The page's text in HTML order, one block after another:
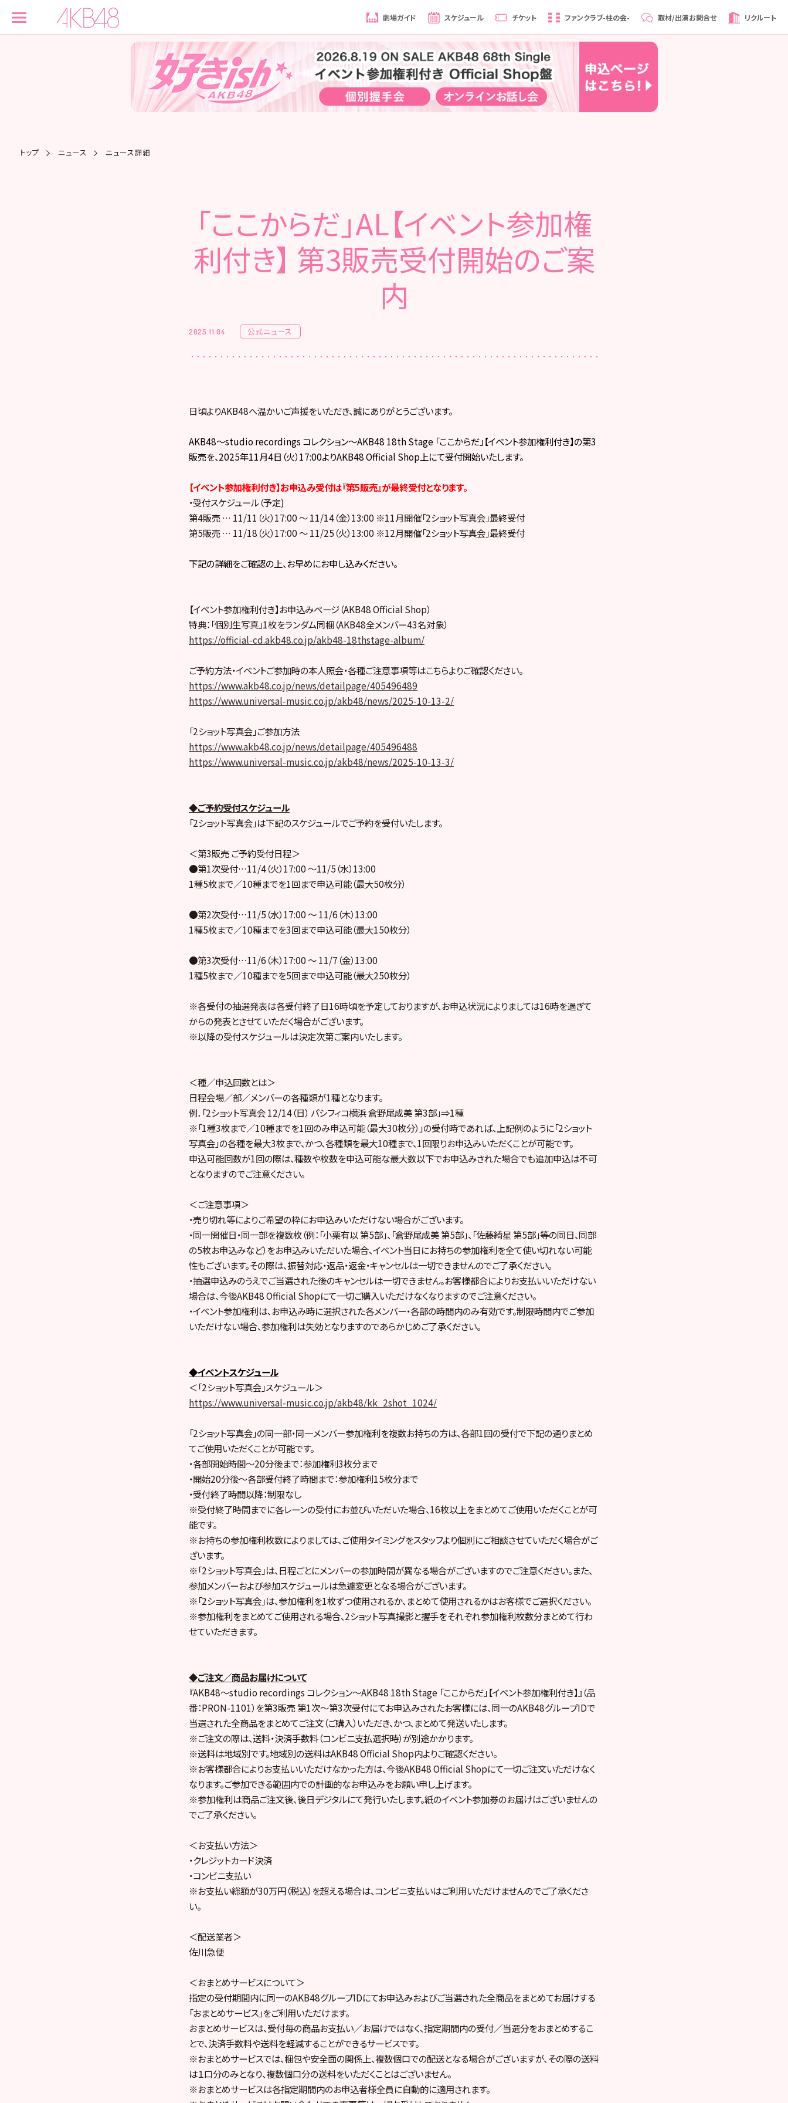
劇場ガイド スケジュール チケット ファンクラブ-柱の会- 取材/出演お問合せ リクルート
トップ ニュース ニュース詳細
「ここからだ」AL【イベント参加権
利付き】 第3販売受付開始のご案
内
2025.11.04 公式ニュース
日頃よりAKB48へ温かいご声援をいただき、誠にありがとうございます。
AKB48～studio recordings コレクション～AKB48 18th Stage 「ここからだ」【イベント参加権利付き】の第3
販売を、2025年11月4日（火）17:00よりAKB48 Official Shop上にて受付開始いたします。
【イベント参加権利付き】お申込み受付は『第5販売』が最終受付となります。
・受付スケジュール（予定)
第4販売 … 11/11（火）17:00 ～ 11/14（金）13:00 ※11月開催「2ショット写真会」最終受付
第5販売 … 11/18（火）17:00 ～ 11/25（火）13:00 ※12月開催「2ショット写真会」最終受付
下記の詳細をご確認の上、お早めにお申し込みください。
【イベント参加権利付き】お申込みページ（AKB48 Official Shop）
特典：「個別生写真」1枚をランダム同梱（AKB48全メンバー43名対象）
https://official-cd.akb48.co.jp/akb48-18thstage-album/
ご予約方法・イベントご参加時の本人照会・各種ご注意事項等はこちらよりご確認ください。
https://www.akb48.co.jp/news/detailpage/405496489
https://www.universal-music.co.jp/akb48/news/2025-10-13-2/
「2ショット写真会」ご参加方法
https://www.akb48.co.jp/news/detailpage/405496488
https://www.universal-music.co.jp/akb48/news/2025-10-13-3/
◆ご予約受付スケジュール
「2ショット写真会」は下記のスケジュールでご予約を受付いたします。
＜第3販売 ご予約受付日程＞
●第1次受付…11/4（火）17:00 ～11/5（水）13:00
1種5枚まで／10種までを1回まで申込可能（最大50枚分）
●第2次受付…11/5（水）17:00 ～ 11/6（木）13:00
1種5枚まで／10種までを3回まで申込可能（最大150枚分）
●第3次受付…11/6（木）17:00 ～ 11/7（金）13:00
1種5枚まで／10種までを5回まで申込可能（最大250枚分）
※各受付の抽選発表は各受付終了日16時頃を予定しておりますが、お申込状況によりましては16時を過ぎて
からの発表とさせていただく場合がございます。
※以降の受付スケジュールは決定次第ご案内いたします。
＜種／申込回数とは＞
日程会場／部／メンバーの各種類が1種となります。
例．「2ショット写真会 12/14（日） パシフィコ横浜 倉野尾成美 第3部」⇒1種
※「1種3枚まで／10種までを1回のみ申込可能（最大30枚分）」の受付時であれば、上記例のように「2ショット
写真会」の各種を最大3枚まで、かつ、各種類を最大10種まで、1回限りお申込みいただくことが可能です。
申込可能回数が1回の際は、種数や枚数を申込可能な最大数以下でお申込みされた場合でも追加申込は不可
となりますのでご注意ください。
＜ご注意事項＞
・売り切れ等によりご希望の枠にお申込みいただけない場合がございます。
・同一開催日・同一部を複数枚（例：「小栗有以 第5部」、「倉野尾成美 第5部」、「佐藤綺星 第5部」等の同日、同部
の5枚お申込みなど）をお申込みいただいた場合、イベント当日にお持ちの参加権利を全て使い切れない可能
性もございます。その際は、振替対応・返品・返金・キャンセルは一切できませんのでご了承ください。
・抽選申込みのうえでご当選された後のキャンセルは一切できません。お客様都合によりお支払いいただけない
場合は、今後AKB48 Official Shopにて一切ご購入いただけなくなりますのでご注意ください。
・イベント参加権利は、お申込み時に選択された各メンバー・各部の時間内のみ有効です。制限時間内でご参加
いただけない場合、参加権利は失効となりますのであらかじめご了承ください。
◆イベントスケジュール
＜「2ショット写真会」スケジュール＞
https://www.universal-music.co.jp/akb48/kk_2shot_1024/
「2ショット写真会」の同一部・同一メンバー参加権利を複数お持ちの方は、各部1回の受付で下記の通りまとめ
てご使用いただくことが可能です。
・各部開始時間～20分後まで：参加権利3枚分まで
・開始20分後〜各部受付終了時間まで：参加権利15枚分まで
・受付終了時間以降：制限なし
※受付終了時間までに各レーンの受付にお並びいただいた場合、16枚以上をまとめてご使用いただくことが可
能です。
※お持ちの参加権利枚数によりましては、ご使用タイミングをスタッフより個別にご相談させていただく場合がご
ざいます。
※「2ショット写真会」は、日程ごとにメンバーの参加時間が異なる場合がございますのでご注意ください。また、
参加メンバーおよび参加スケジュールは急遽変更となる場合がございます。
※「2ショット写真会」は、参加権利を1枚ずつ使用されるか、まとめて使用されるかはお客様でご選択ください。
※参加権利をまとめてご使用される場合、2ショット写真撮影と握手をそれぞれ参加権利枚数分まとめて行わ
せていただきます。
◆ご注文／商品お届けについて
『AKB48～studio recordings コレクション～AKB48 18th Stage 「ここからだ」【イベント参加権利付き】』（品
番：PRON-1101）を第3販売 第1次～第3次受付にてお申込みされたお客様には、同一のAKB48グループIDで
当選された全商品をまとめてご注文（ご購入）いただき、かつ、まとめて発送いたします。
※ご注文の際は、送料・決済手数料（コンビニ支払選択時）が別途かかります。
※送料は地域別です。地域別の送料はAKB48 Official Shop内よりご確認ください。
※お客様都合によりお支払いいただけなかった方は、今後AKB48 Official Shopにて一切ご注文いただけなく
なります。ご参加できる範囲内での計画的なお申込みをお願い申し上げます。
※参加権利は商品ご注文後、後日デジタルにて発行いたします。紙のイベント参加券のお届けはございませんの
でご了承ください。
＜お支払い方法＞
・クレジットカード決済
・コンビニ支払い
※お支払い総額が30万円（税込）を超える場合は、コンビニ支払いはご利用いただけませんのでご了承くださ
い。
＜配送業者＞
佐川急便
＜おまとめサービスについて＞
指定の受付期間内に同一のAKB48グループIDにてお申込みおよびご当選された全商品をまとめてお届けする
「おまとめサービス」をご利用いただけます。
おまとめサービスは、受付毎の商品お支払い／お届けではなく、指定期間内の受付／当選分をおまとめするこ
とで、決済手数料や送料を軽減することができるサービスです。
※おまとめサービスでは、梱包や安全面の関係上、複数個口での配送となる場合がございますが、その際の送料
は１口分のみとなり、複数個口分の送料をいただくことはございません。
※おまとめサービスは各指定期間内のお申込者様全員に自動的に適用されます。